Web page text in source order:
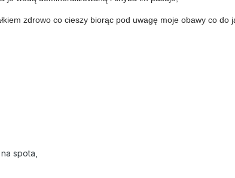
zdrowo co cieszy biorąc pod uwagę moje obawy co do
spota,